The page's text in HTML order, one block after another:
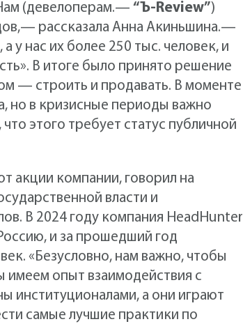
(девелоперам.— “Ъ-Review”)
рассказала Анна Акиньшина.—
у нас их более 250 тыс. человек, и
В итоге было принято решение
— строить и продавать. В моменте
но в кризисные периоды важно
этого требует статус публичной
акции компании, говорил на
власти и
В 2024 году компания HeadHunter
и за прошедший год
«Безусловно, нам важно, чтобы
имеем опыт взаимодействия с
институционалами, а они играют
самые лучшие практики по